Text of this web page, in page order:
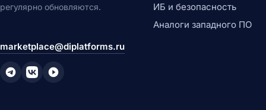
регулярно обновляются.
marketplace@diplatforms.ru
ИБ и безопасность
Аналоги западного ПО